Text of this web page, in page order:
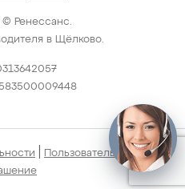
Ренессанс.
в Щёлково.
Пользовательское